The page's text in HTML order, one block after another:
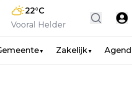
22°C
Vooral Helder
▼ Zakelijk▼